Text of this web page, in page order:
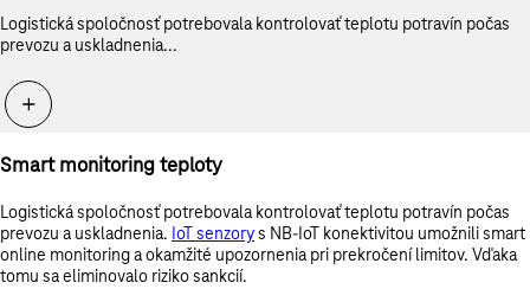
Logistická spoločnosť potrebovala kontrolovať teplotu potravín počas
prevozu a uskladnenia...
Smart monitoring teploty
Logistická spoločnosť potrebovala kontrolovať teplotu potravín počas
prevozu a uskladnenia. IoT senzorys NB-IoT
konektivitou umožnili smart
online monitoring a okamžité upozornenia pri prekročení limitov. Vďaka
tomu sa eliminovalo riziko sankcií.